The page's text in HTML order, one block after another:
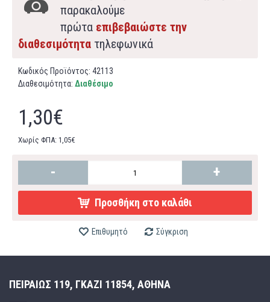
παρακαλούμε
πρώτα επιβεβαιώστε την
διαθεσιμότητα τηλεφωνικά
Κωδικός Προϊόντος: 42113
Διαθεσιμότητα: Διαθέσιμο
1,30€
Χωρίς ΦΠΑ: 1,05€
- +
Προσθήκη στο καλάθι
Επιθυμητό Σύγκριση
ΠΕΙΡΑΙΩΣ 119, ΓΚΑΖΙ 11854, ΑΘΗΝΑ